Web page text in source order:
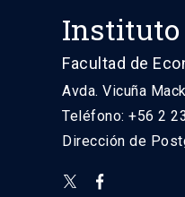
Instituto
Facultad de
Avda. Vicuña
Teléfono: +56 2
Dirección de